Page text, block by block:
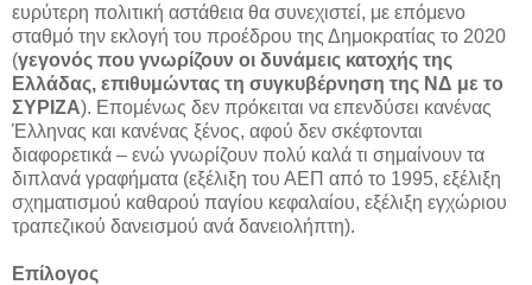
ευρύτερη πολιτική αστάθεια θα συνεχιστεί, με επόμενο
σταθμό την εκλογή του προέδρου της Δημοκρατίας το 2020
(γεγονός που γνωρίζουν οι δυνάμεις κατοχής της
Ελλάδας, επιθυμώντας τη συγκυβέρνηση της ΝΔ με το
ΣΥΡΙΖΑ). Επομένως δεν πρόκειται να επενδύσει κανένας
Έλληνας και κανένας ξένος, αφού δεν σκέφτονται
διαφορετικά – ενώ γνωρίζουν πολύ καλά τι σημαίνουν τα
διπλανά γραφήματα (εξέλιξη του ΑΕΠ από το 1995, εξέλιξη
σχηματισμού καθαρού παγίου κεφαλαίου, εξέλιξη εγχώριου
τραπεζικού δανεισμού ανά δανειολήπτη).
Επίλογος